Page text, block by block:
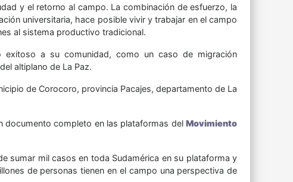
y el retorno al campo. La combinación de esfuerzo, la
universitaria, hace posible vivir y trabajar en el campo
al sistema productivo tradicional.
a su comunidad, como un caso de migración
altiplano de La Paz.
de Corocoro, provincia Pacajes, departamento de La
documento completo en las plataformas delMovimiento
sumar mil casos en toda Sudamérica en su plataforma y
de personas tienen en el campo una perspectiva de